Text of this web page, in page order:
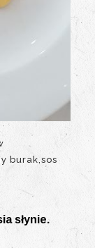
burak,sos
słynie.